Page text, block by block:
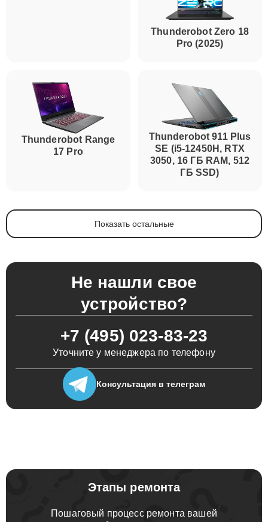
Thunderobot Zero 18
Thunderobot Range
Thunderobot 911 Plus
SE (i5-12450H, RTX
3050, 16 ГБ RAM, 512
Не нашли свое
устройство?
+7 (495) 023-83-23
Этапы ремонта